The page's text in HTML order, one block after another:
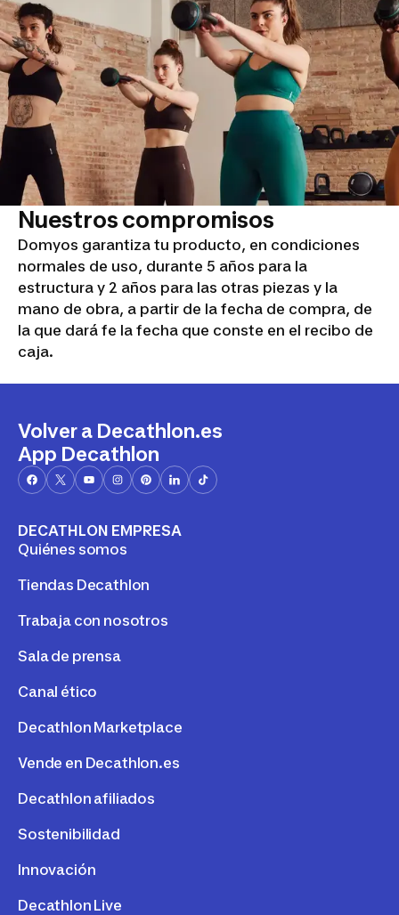
Nuestros compromisos
Domyos garantiza tu producto, en condiciones
normales de uso, durante 5 años para la
estructura y 2 años para las otras piezas y la
mano de obra, a partir de la fecha de compra, de
la que dará fe la fecha que conste en el recibo de
caja.
Volver a Decathlon.es
App Decathlon
DECATHLON EMPRESA
Quiénes somos
Tiendas Decathlon
Trabaja con nosotros
Sala de prensa
Canal ético
Decathlon Marketplace
Vende en Decathlon.es
Decathlon afiliados
Sostenibilidad
Innovación
Decathlon Live